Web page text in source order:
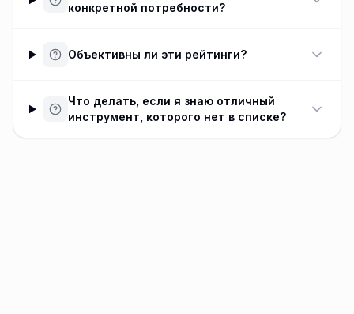
конкретной потребности?
Объективны ли эти рейтинги?
Что делать, если я знаю отличный
инструмент, которого нет в списке?